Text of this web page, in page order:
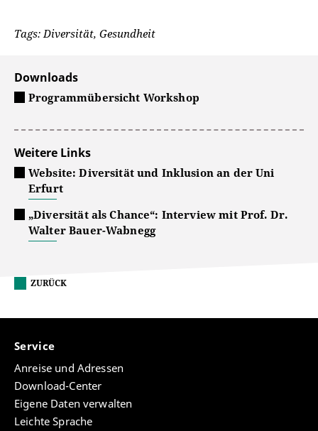
Tags: Diversität, Gesundheit
Downloads
Programmübersicht Workshop
Weitere Links
Website: Diversität und Inklusion an der Uni
Erfurt
„Diversität als Chance“: Interview mit Prof. Dr.
Walter Bauer-Wabnegg
ZURÜCK
Service
Anreise und Adressen
Download-Center
Eigene Daten verwalten
Leichte Sprache